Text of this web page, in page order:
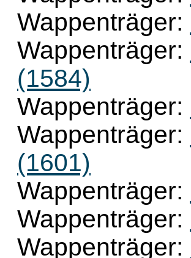
Wappenträger:
Wappenträger:
(1584)
Wappenträger:
Wappenträger:
(1601)
Wappenträger:
Wappenträger:
Wappenträger: